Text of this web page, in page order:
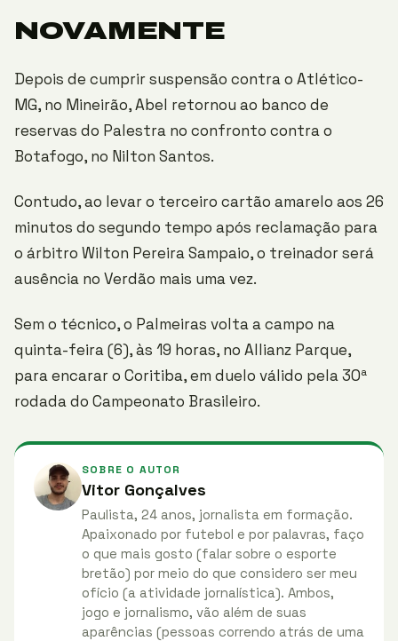
NOVAMENTE
Depois de cumprir suspensão contra o Atlético-
MG, no Mineirão, Abel retornou ao banco de
reservas do Palestra no confronto contra o
Botafogo, no Nilton Santos.
Contudo, ao levar o terceiro cartão amarelo aos 26
minutos do segundo tempo após reclamação para
o árbitro Wilton Pereira Sampaio, o treinador será
ausência no Verdão mais uma vez.
Sem o técnico, o Palmeiras volta a campo na
quinta-feira (6), às 19 horas, no Allianz Parque,
para encarar o Coritiba, em duelo válido pela 30ª
rodada do Campeonato Brasileiro.
SOBRE O AUTOR
Vitor Gonçalves
Paulista, 24 anos, jornalista em formação.
Apaixonado por futebol e por palavras, faço
o que mais gosto (falar sobre o esporte
bretão) por meio do que considero ser meu
ofício (a atividade jornalística). Ambos,
jogo e jornalismo, vão além de suas
aparências (pessoas correndo atrás de uma